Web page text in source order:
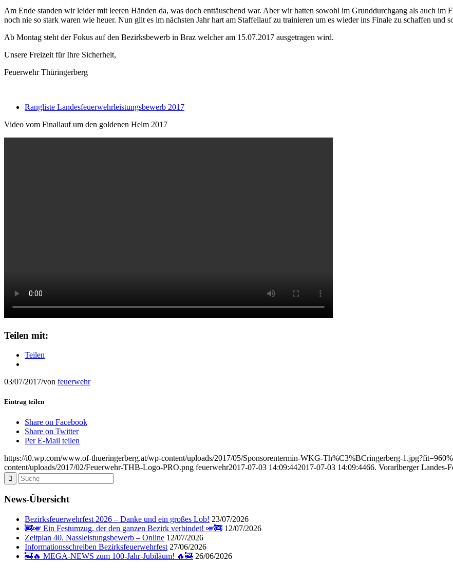
Am Ende standen wir leider mit leeren Händen da, was doch enttäuschend war. Aber wir hatten sowohl im Grunddurchgang als auch
noch nie so stark waren wie heuer. Nun gilt es im nächsten Jahr hart am Staffellauf zu trainieren um es wieder ins Finale zu schaffen und
Ab Montag steht der Fokus auf den Bezirksbewerb in Braz welcher am 15.07.2017 ausgetragen wird.
Unsere Freizeit für Ihre Sicherheit,
Feuerwehr Thüringerberg
Rangliste Landesfeuerwehrleistungsbewerb 2017
Video vom Finallauf um den goldenen Helm 2017
Teilen mit:
Teilen
03/07/2017/von feuerwehr
Eintrag teilen
Share on Facebook
Share on Twitter
Per E-Mail teilen
https://i0.wp.com/www.of-thueringerberg.at/wp-content/uploads/2017/05/Sponsorentermin-WKG-Th%C3%BCringerberg-
content/uploads/2017/02/Feuerwehr-THB-Logo-PRO.png feuerwehr2017-07-03 14:09:442017-07-03 14:09:4466. Vorarlberger Landes-
News-Übersicht
Bezirksfeuerwehrfest 2026 – Danke und ein großes Lob! 23/07/2026
🚒🎺 Ein Festumzug, der den ganzen Bezirk verbindet! 🎺🚒 12/07/2026
Zeitplan 40. Nassleistungsbewerb – Online 12/07/2026
Informationsschreiben Bezirksfeuerwehrfest 27/06/2026
🚒🔥 MEGA-NEWS zum 100-Jahr-Jubiläum! 🔥🚒 26/06/2026